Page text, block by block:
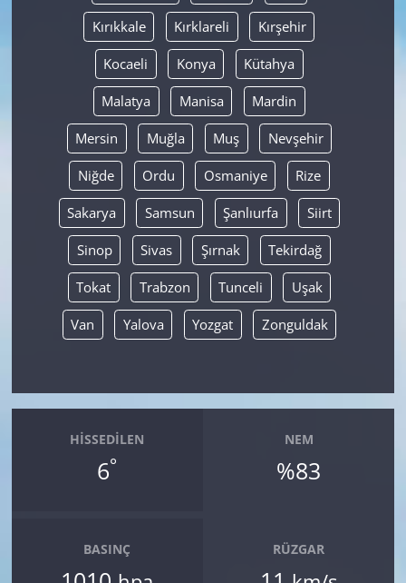
Kırıkkale Kırklareli Kırşehir
Kocaeli Konya Kütahya
Malatya Manisa Mardin
Mersin Muğla Muş Nevşehir
Niğde Ordu Osmaniye Rize
Sakarya Samsun Şanlıurfa Siirt
Sinop Sivas Şırnak Tekirdağ
Tokat Trabzon Tunceli Uşak
Van Yalova Yozgat Zonguldak
HISSEDILEN
6°
NEM
%83
BASINÇ RÜZGAR